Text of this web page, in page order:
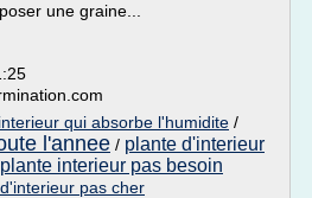
une graine...
qui absorbe l'humidite /
l'annee / plante d'interieur
plante interieur pas besoin
pas cher